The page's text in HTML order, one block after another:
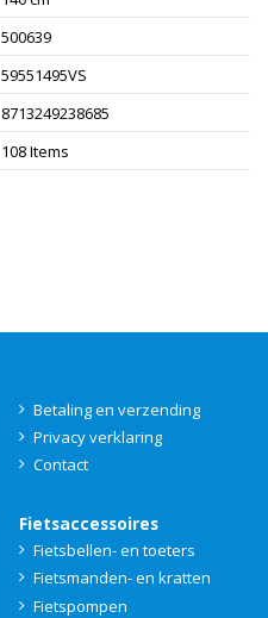
500639
59551495VS
8713249238685
108 Items
Betaling en verzending
Privacy verklaring
Contact
Fietsaccessoires
Fietsbellen- en toeters
Fietsmanden- en kratten
Fietspompen